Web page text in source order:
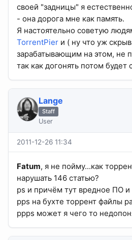
своей "задницы" я
- она дорога мне как память.
Я настоятельно советую
TorrentPier и ( ну что уж
зарабатывающим на этом, не
так как догонять потом будет
Lange
Staff
User
2011-12-26 11:34
Fatum, я не пойму...как
нарушать 146 статью?
ps и причём тут вредное ПО и
pps на бухте торрент файлы
ppps может я чего то